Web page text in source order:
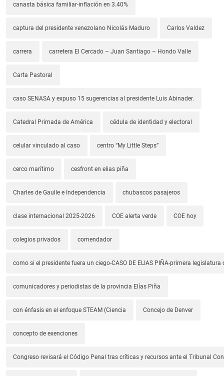
canasta básica familiar-inflación en 3.40%
captura del presidente venezolano Nicolás Maduro Carlos Valdez
carrera carretera El Cercado – Juan Santiago – Hondo Valle
Carta Pastoral
caso SENASA y expuso 15 sugerencias al presidente Luis Abinader.
Catedral Primada de América cédula de identidad y electoral
celular vinculado al caso centro “My Little Steps”
cerco marítimo cesfront en elias piña
Charles de Gaulle e Independencia chubascos pasajeros
clase internacional 2025-2026 COE alerta verde COE hoy
colegios privados comendador
como si el presidente fuera un ciego-CASO DE ELIAS PIÑA-primera legislatura
comunicadores y periodistas de la provincia Elías Piña
con énfasis en el enfoque STEAM (Ciencia Concejo de Denver
concepto de exenciones
Congreso revisará el Código Penal tras críticas y recursos ante el Tribunal